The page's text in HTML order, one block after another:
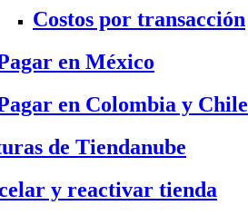
Costos por transacción
en México
en Colombia y Chile
de Tiendanube
y reactivar tienda